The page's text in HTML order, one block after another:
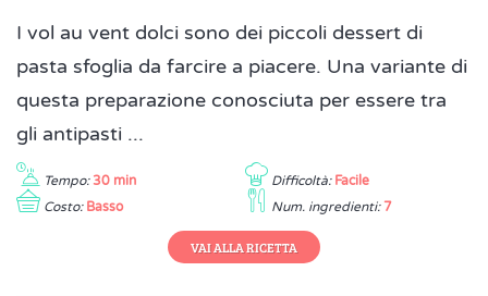
I vol au vent dolci sono dei piccoli dessert di
pasta sfoglia da farcire a piacere. Una variante di
questa preparazione conosciuta per essere tra
gli antipasti ...
Tempo: 30 min Difficoltà: Facile
Costo: Basso Num. ingredienti: 7
VAI ALLA RICETTA